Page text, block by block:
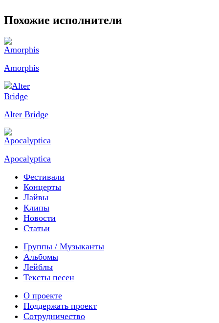
Похожие исполнители
Amorphis
Alter Bridge
Apocalyptica
Фестивали
Концерты
Лайвы
Клипы
Новости
Статьи
Группы / Музыканты
Альбомы
Лейблы
Тексты песен
О проекте
Поддержать проект
Сотрудничество